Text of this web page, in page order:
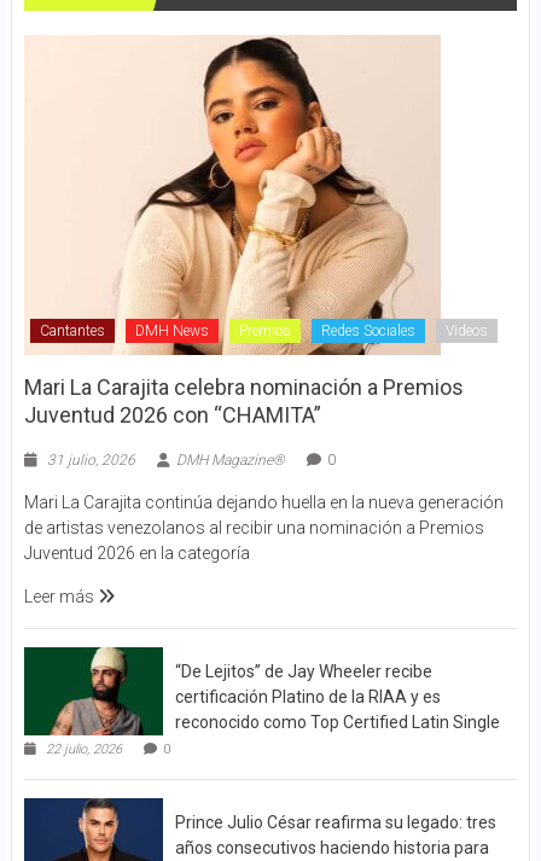
Cantantes DMH News Premios Redes Sociales Videos
Mari La Carajita celebra nominación a Premios
Juventud 2026 con “CHAMITA”
31 julio, 2026 DMH Magazine® 0
Mari La Carajita continúa dejando huella en la nueva generación
de artistas venezolanos al recibir una nominación a Premios
Juventud 2026 en la categoría
Leer más
“De Lejitos” de Jay Wheeler recibe
certificación Platino de la RIAA y es
reconocido como Top Certified Latin Single
22 julio, 2026 0
Prince Julio César reafirma su legado: tres
años consecutivos haciendo historia para